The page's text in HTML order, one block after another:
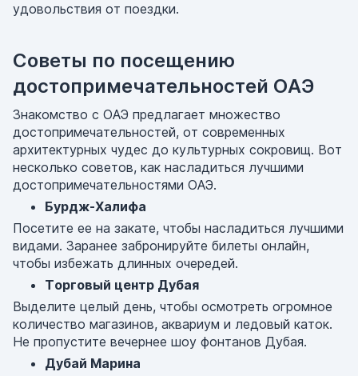
удовольствия от поездки.
Советы по посещению
достопримечательностей ОАЭ
Знакомство с ОАЭ предлагает множество
достопримечательностей, от современных
архитектурных чудес до культурных сокровищ. Вот
несколько советов, как насладиться лучшими
достопримечательностями ОАЭ.
Бурдж-Халифа
Посетите ее на закате, чтобы насладиться лучшими
видами. Заранее забронируйте билеты онлайн,
чтобы избежать длинных очередей.
Торговый центр Дубая
Выделите целый день, чтобы осмотреть огромное
количество магазинов, аквариум и ледовый каток.
Не пропустите вечернее шоу фонтанов Дубая.
Дубай Марина